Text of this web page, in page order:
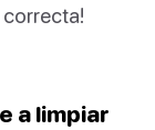
correcta!
a limpiar